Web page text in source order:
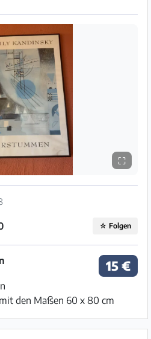
⛶
☆ Folgen
15 €
den Maßen 60 x 80 cm